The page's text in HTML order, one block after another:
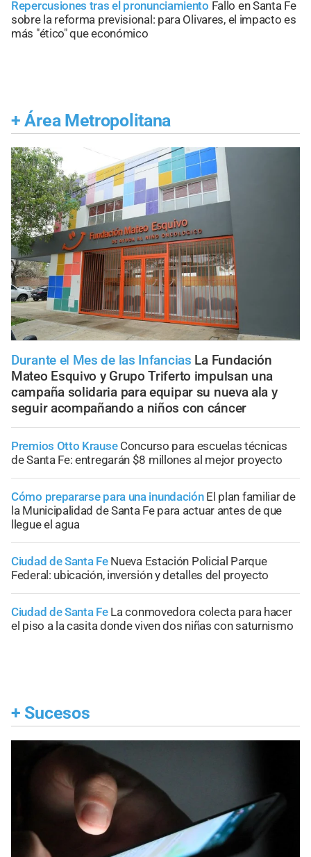
Repercusiones tras el pronunciamiento Fallo en Santa Fe
sobre la reforma previsional: para Olivares, el impacto es
más "ético" que económico
+ Área Metropolitana
Durante el Mes de las Infancias La Fundación
Mateo Esquivo y Grupo Triferto impulsan una
campaña solidaria para equipar su nueva ala y
seguir acompañando a niños con cáncer
Premios Otto Krause Concurso para escuelas técnicas
de Santa Fe: entregarán $8 millones al mejor proyecto
Cómo prepararse para una inundación El plan familiar de
la Municipalidad de Santa Fe para actuar antes de que
llegue el agua
Ciudad de Santa Fe Nueva Estación Policial Parque
Federal: ubicación, inversión y detalles del proyecto
Ciudad de Santa Fe La conmovedora colecta para hacer
el piso a la casita donde viven dos niñas con saturnismo
+ Sucesos